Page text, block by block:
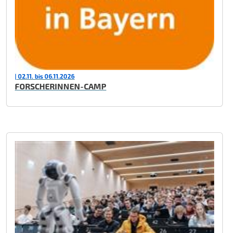
| 02.11. bis 06.11.2026
FORSCHERINNEN-CAMP